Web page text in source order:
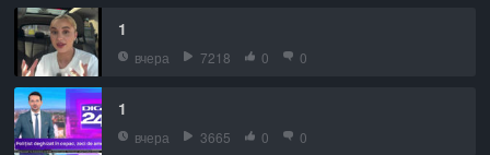
1
вчера 7218 0 0
1
вчера 3665 0 0